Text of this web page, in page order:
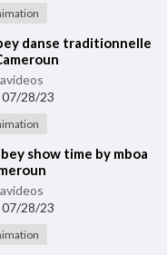
danse traditionnelle
07/28/23
show time by mboa
07/28/23